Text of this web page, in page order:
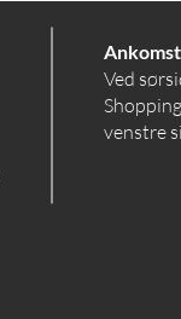
Ankomst
Ved
venstre